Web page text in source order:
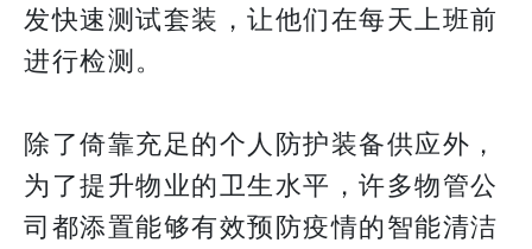
发快速测试套装，让他们在每天上班前
进行检测。
除了倚靠充足的个人防护装备供应外，
为了提升物业的卫生水平，许多物管公
司都添置能够有效预防疫情的智能清洁